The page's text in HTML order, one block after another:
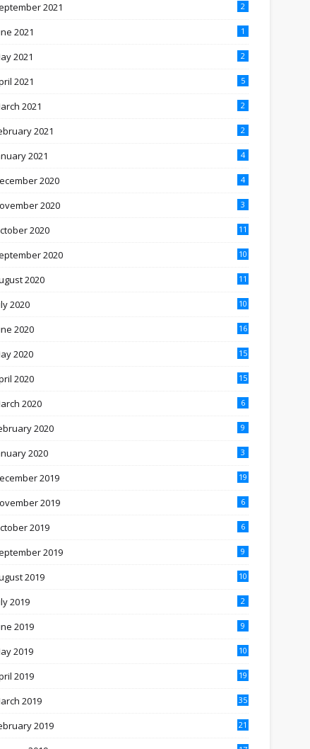
2021 2
2021 1
2021 2
2021 5
2021 2
2021 2
2021 4
2020 4
2020 3
2020 11
2020 10
2020 11
2020 10
2020 16
2020 15
2020 15
2020 6
2020 9
2020 3
2019 19
2019 6
2019 6
2019 9
2019 10
2019 2
2019 9
2019 10
2019 19
2019 35
2019 21